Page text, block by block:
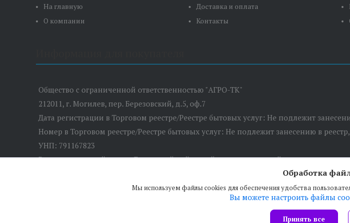
На главную
О компании
Доставка и оплата
Контакты
Общество с ограниченной ответственностью "АГРО-ТК"
212011, г. Могилев, пер. Березовский, д.5, оф.7
Дата регистрации в Торговом реестре/Реестре бытовых услуг: Не подлежит
Номер в Торговом реестре/Реестре бытовых услуг: Не подлежит занесению в
УНП: 791167823
Регистрационный орган: Быховский районный исполнительный комитет
Местонахождение книги замечаний и предложений: пер. Березовский, д.5, оф.7
Сайт создан на
Обработка
Мы используем файлы cookies для обеспечения удобства
Вы можете настроить файлы
Принять все